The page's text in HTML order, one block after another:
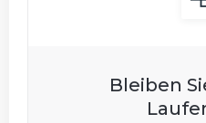
Bleiben